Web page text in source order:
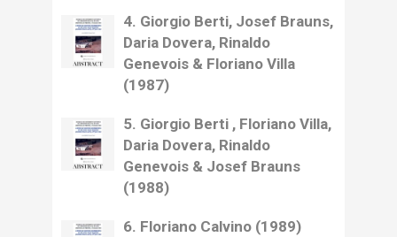
4. Giorgio Berti, Josef Brauns,
Daria Dovera, Rinaldo
Genevois & Floriano Villa
(1987)
5. Giorgio Berti , Floriano Villa,
Daria Dovera, Rinaldo
Genevois & Josef Brauns
(1988)
6. Floriano Calvino (1989)